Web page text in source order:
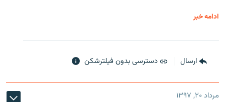
ادامه خبر
ارسال دسترسی بدون فیلترشکن
مرداد ۲۰, ۱۳۹۷